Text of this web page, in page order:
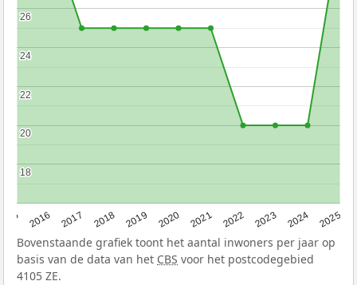
2016 2017 2018 2019 2020 2021 2022 2023 2024 2025
18
18
20
20
22
22
24
24
26
26
Bovenstaande grafiek toont het aantal inwoners per jaar op
basis van de data van het CBS voor het postcodegebied
4105 ZE.